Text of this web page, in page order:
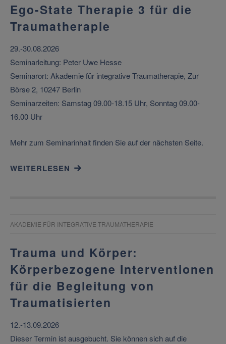
Ego-State Therapie 3 für die
Traumatherapie
29.-30.08.2026
Seminarleitung: Peter Uwe Hesse
Seminarort: Akademie für integrative Traumatherapie, Zur
Börse 2, 10247 Berlin
Seminarzeiten: Samstag 09.00-18.15 Uhr, Sonntag 09.00-
16.00 Uhr
Mehr zum Seminarinhalt finden Sie auf der nächsten Seite.
WEITERLESEN
AKADEMIE FÜR INTEGRATIVE TRAUMATHERAPIE
Trauma und Körper:
Körperbezogene Interventionen
für die Begleitung von
Traumatisierten
12.-13.09.2026
Dieser Termin ist ausgebucht. Sie können sich auf die